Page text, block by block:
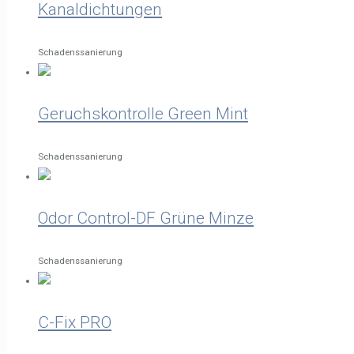
Kanaldichtungen
Schadenssanierung
Geruchskontrolle Green Mint
Schadenssanierung
Odor Control-DF Grüne Minze
Schadenssanierung
C-Fix PRO